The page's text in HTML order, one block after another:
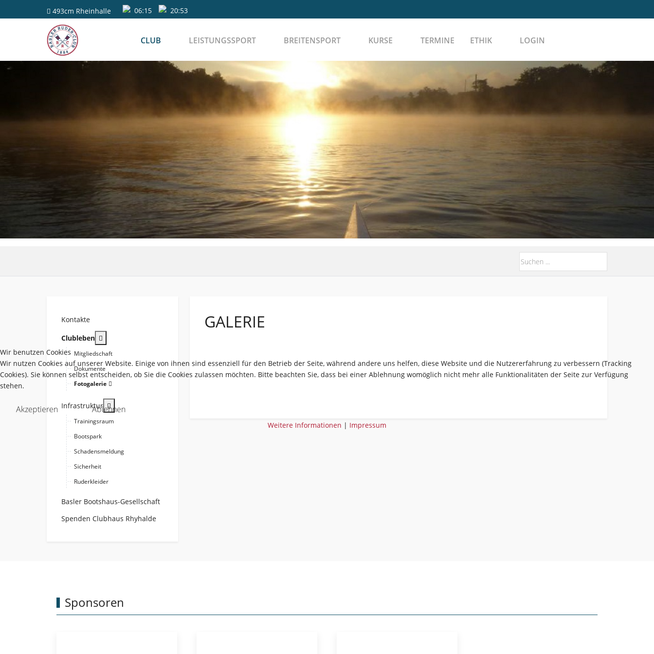
493cm Rheinhalle 06:15 20:53
CLUB LEISTUNGSSPORT BREITENSPORT KURSE TERMINE ETHIK LOGIN
Kontakte
Clubleben
Mitgliedschaft
Dokumente
Fotogalerie
Infrastruktur
Trainingsraum
Bootspark
Schadensmeldung
Sicherheit
Ruderkleider
Basler Bootshaus-Gesellschaft
Spenden Clubhaus Rhyhalde
GALERIE
Sponsoren
Wir benutzen Cookies
Wir nutzen Cookies auf unserer Website. Einige von ihnen sind essenziell für den Betrieb der Seite, während andere uns helfen, diese Website und die Nutzererfahrung zu verbessern (Tracking
Cookies). Sie können selbst entscheiden, ob Sie die Cookies zulassen möchten. Bitte beachten Sie, dass bei einer Ablehnung womöglich nicht mehr alle Funktionalitäten der Seite zur Verfügung
stehen.
Akzeptieren Ablehnen
Weitere Informationen | Impressum